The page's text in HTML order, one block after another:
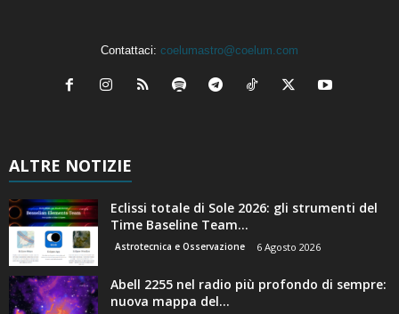
Contattaci: coelumastro@coelum.com
ALTRE NOTIZIE
Eclissi totale di Sole 2026: gli strumenti del
Time Baseline Team...
Astrotecnica e Osservazione 6 Agosto 2026
Abell 2255 nel radio più profondo di sempre:
nuova mappa del...